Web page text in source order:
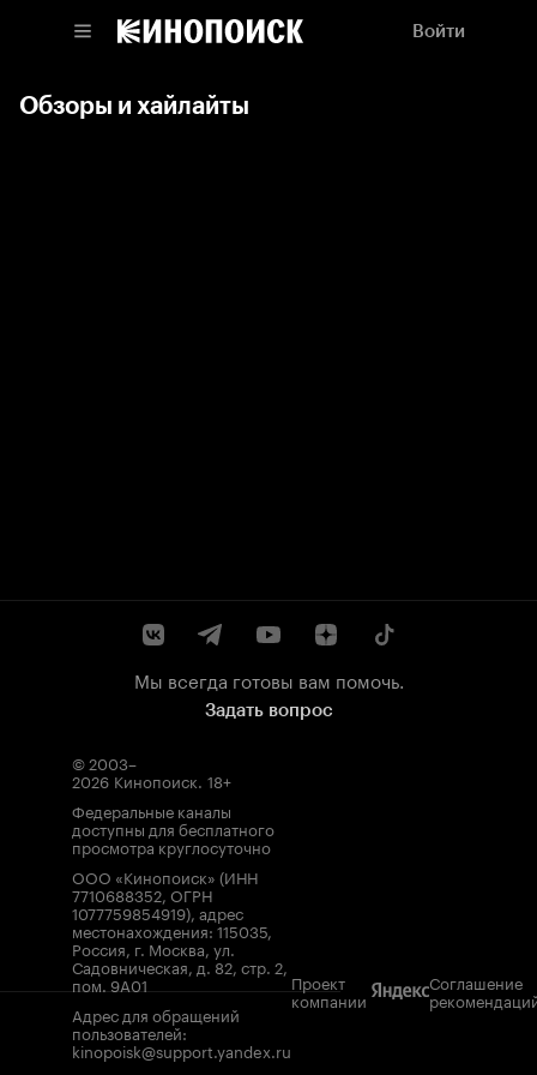
Войти
Обзоры и хайлайты
Мы всегда готовы вам помочь.
Задать вопрос
© 2003–
2026 Кинопоиск. 18+
Федеральные каналы
доступны для бесплатного
просмотра круглосуточно
ООО «Кинопоиск» (ИНН
7710688352, ОГРН
1077759854919), адрес
местонахождения: 115035,
Россия, г. Москва, ул.
Садовническая, д. 82, стр. 2,
пом. 9А01
Адрес для обращений
пользователей:
kinopoisk@support.yandex.ru
Проект
компании
Соглашение